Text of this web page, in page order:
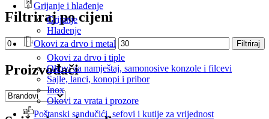
Grijanje i hlađenje
Grijanje
Hlađenje
Okovi za drvo i metal
Okovi za drvo i tiple
Okovi za namještaj, samonosive konzole i filcevi
Sajle, lanci, konopi i pribor
Inox
Okovi za vrata i prozore
Poštanski sandučići, sefovi i kutije za vrijednost
Filtriraj po cijeni
Min
cijena
Maks
cijena
Filtriraj
Proizvođači